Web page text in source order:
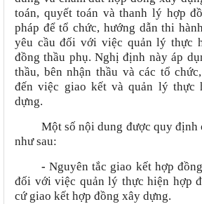
toán, quyết toán và thanh lý hợp
pháp để tổ chức, hướng dẫn thi
yêu cầu đối với việc quản lý thực
đồng thầu phụ. Nghị định này áp
thầu, bên nhận thầu và các tổ
đến việc giao kết và quản lý thực
dựng.
Một số nội dung được quy
như sau:
-Nguyên tắc giao kết hợp
đối với việc quản lý thực hiện hợp
cứ giao kết hợp đồng xây dựng.